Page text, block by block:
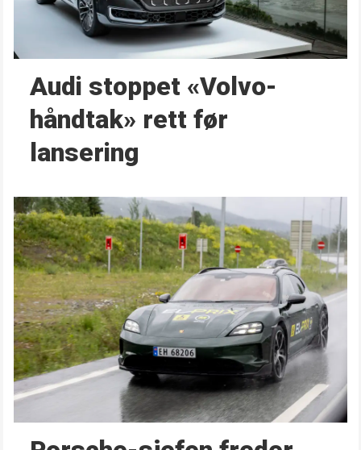
Audi stoppet «Volvo-
håndtak» rett før
lansering